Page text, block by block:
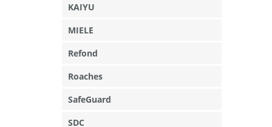
KAIYU
MIELE
Refond
Roaches
SafeGuard
SDC